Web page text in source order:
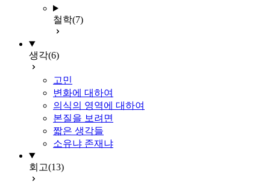
철학(7)
생각(6)
고민
변화에 대하여
의식의 영역에 대하여
본질을 보려면
짧은 생각들
소유냐 존재냐
회고(13)